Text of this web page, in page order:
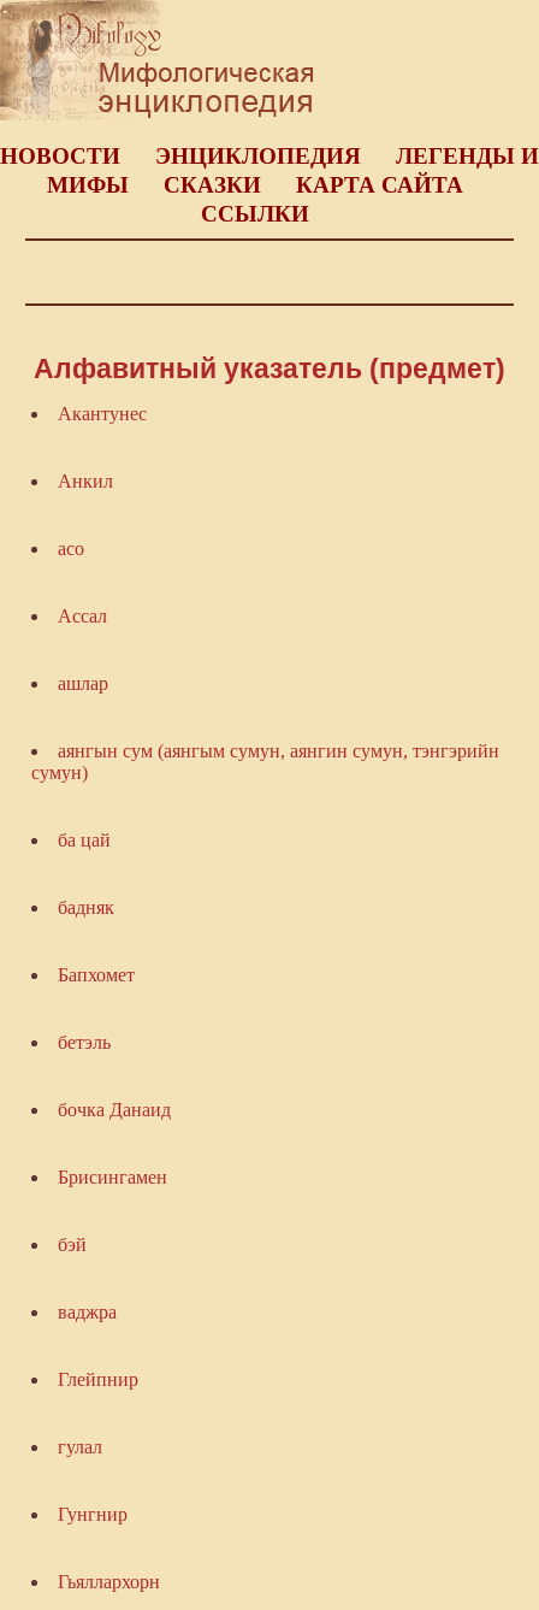
НОВОСТИ ЭНЦИКЛОПЕДИЯ
ЛЕГЕНДЫ И
МИФЫ
СКАЗКИ
КАРТА САЙТА
ССЫЛКИ
Алфавитный указатель (предмет)
Акантунес
Анкил
асо
Ассал
ашлар
аянгын сум (аянгым сумун, аянгин сумун, тэнгэрийн
сумун)
ба цай
бадняк
Бапхомет
бетэль
бочка Данаид
Брисингамен
бэй
ваджра
Глейпнир
гулал
Гунгнир
Гьяллархорн